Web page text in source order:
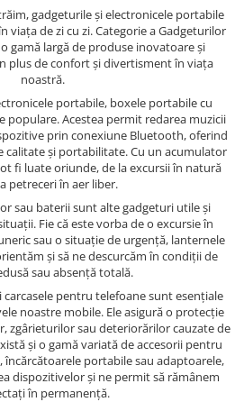
gadgeturile și electronicele portabile
viața de zi cu zi. Categorie a Gadgeturilor
gamă largă de produse inovatoare și
plus de confort și divertisment în viața
noastră.
portabile, boxele portabile cu
Acestea permit redarea muzicii
prin conexiune Bluetooth, oferind
calitate și portabilitate. Cu un acumulator
fi luate oriunde, de la excursii în natură
petreceri în aer liber.
sau baterii sunt alte gadgeturi utile și
Fie că este vorba de o excursie în
sau o situație de urgență, lanternele
și să ne descurcăm în condiții de
sau absență totală.
carcasele pentru telefoane sunt esențiale
noastre mobile. Ele asigură o protecție
zgârieturilor sau deteriorărilor cauzate de
și o gamă variată de accesorii pentru
încărcătoarele portabile sau adaptoarele,
dispozitivelor și ne permit să rămânem
în permanență.